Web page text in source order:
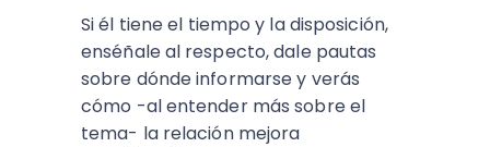
Si él tiene el tiempo y la disposición,
enséñale al respecto, dale pautas
sobre dónde informarse y verás
cómo -al entender más sobre el
tema- la relación mejora